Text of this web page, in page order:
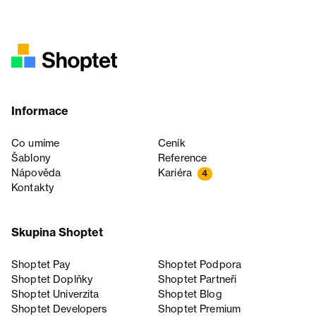
Informace
Co umíme
Ceník
Šablony
Reference
Nápověda
Kariéra 4
Kontakty
Skupina Shoptet
Shoptet Pay
Shoptet Podpora
Shoptet Doplňky
Shoptet Partneři
Shoptet Univerzita
Shoptet Blog
Shoptet Developers
Shoptet Premium